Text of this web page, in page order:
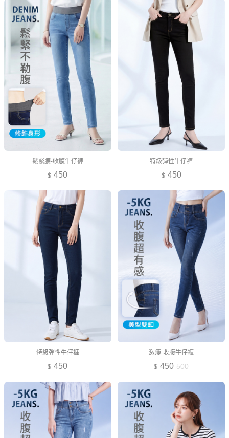
鬆緊腰-收腹牛仔褲
450
特級彈性牛仔褲
450
特級彈性牛仔褲
450
激瘦-收腹牛仔褲
450 500